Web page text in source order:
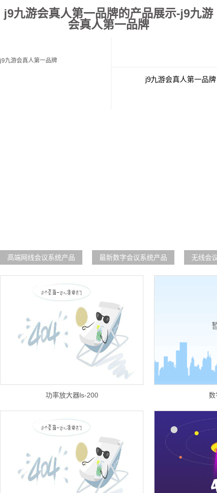
j9九游会真人第一品牌的产品展示-j9九游
会真人第一品牌
j9九游会真人第一品牌
j9九游会真人第一品牌
高端网线会议系统产品 最新数字会议系统产品 无线会
功率放大器ls-200 数